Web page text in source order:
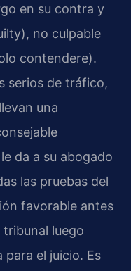
en su contra y
no culpable
contendere).
serios de tráfico,
una
da a su abogado
las pruebas del
favorable antes
tribunal luego
el juicio. Es